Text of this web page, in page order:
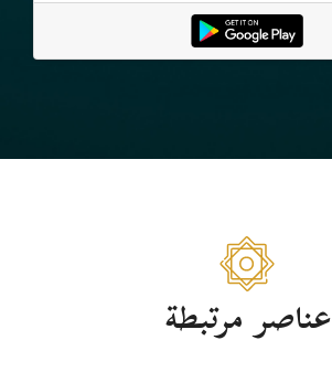
عناصر مرتبطة